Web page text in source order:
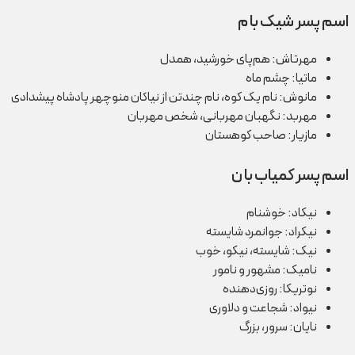
اسم پسر شیک با م
مهرتاش: هم‌پای خورشید، همدل
ماتیا: چشم ماه
مانوش: نام یک کوه، نام چندتن از نیاکان منوچهر پادشاه پیشدادی
مهربد: نگهبان مهربانی، شخص مهربان
مازیار: صاحب کوهستان
اسم پسر کمیاب با ن
نیکاد: خوشنام
نیکراد: جوانمرد شايسته
نیک: شایسته، نیکو، خوب
نامیک: مشهور و نامور
نوتریکا: روزی‌دهنده
نیواد: شجاعت و دلاوری
نایان: سرور، بزرگ